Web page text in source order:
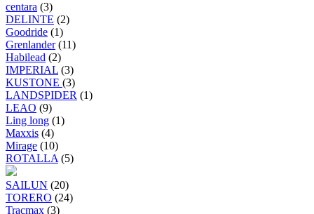
centara (3)
DELINTE (2)
Goodride (1)
Grenlander (11)
Habilead (2)
IMPERIAL (3)
KUSTONE (3)
LANDSPIDER (1)
LEAO (9)
Ling long (1)
Maxxis (4)
Mirage (10)
ROTALLA (5)
SAILUN (20)
TORERO (24)
Tracmax (3)